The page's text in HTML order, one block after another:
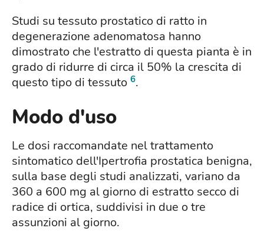
Studi su tessuto prostatico di ratto in
degenerazione adenomatosa hanno
dimostrato che l'estratto di questa pianta è in
grado di ridurre di circa il 50% la crescita di
questo tipo di tessuto 6.
Modo d'uso
Le dosi raccomandate nel trattamento
sintomatico dell'Ipertrofia prostatica benigna,
sulla base degli studi analizzati, variano da
360 a 600 mg al giorno di estratto secco di
radice di ortica, suddivisi in due o tre
assunzioni al giorno.